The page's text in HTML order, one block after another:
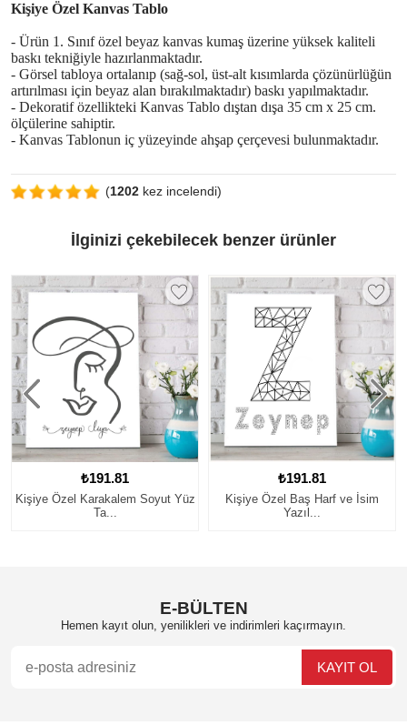
Kişiye Özel Kanvas Tablo
- Ürün 1. Sınıf özel beyaz kanvas kumaş üzerine yüksek kaliteli
baskı tekniğiyle hazırlanmaktadır.
- Görsel tabloya ortalanıp (sağ-sol, üst-alt kısımlarda çözünürlüğün
artırılması için beyaz alan bırakılmaktadır) baskı yapılmaktadır.
- Dekoratif özellikteki Kanvas Tablo dıştan dışa 35 cm x 25 cm.
ölçülerine sahiptir.
- Kanvas Tablonun iç yüzeyinde ahşap çerçevesi bulunmaktadır.
(1202 kez incelendi)
İlginizi çekebilecek benzer ürünler
₺191.81
Kişiye Özel Baş Harf ve İsim
Yazıl...
₺191.81
Kişiye Özel Canım
Temal...
E-BÜLTEN
Hemen kayıt olun, yenilikleri ve indirimleri kaçırmayın.